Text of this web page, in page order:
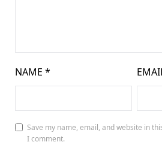
NAME *
Save my name, email, and website in
I comment.